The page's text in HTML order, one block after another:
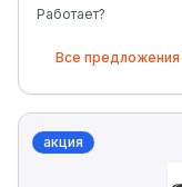
Работает?
Все предложения
акция